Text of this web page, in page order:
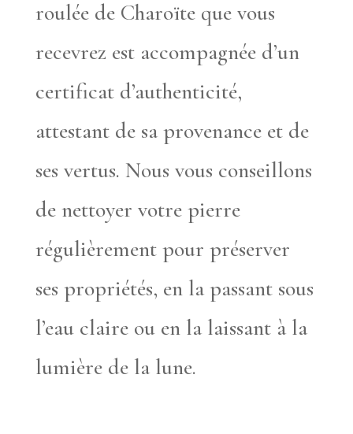
roulée de Charoïte que vous
recevrez est accompagnée d’un
certificat d’authenticité,
attestant de sa provenance et de
ses vertus. Nous vous conseillons
de nettoyer votre pierre
régulièrement pour préserver
ses propriétés, en la passant sous
l’eau claire ou en la laissant à la
lumière de la lune.